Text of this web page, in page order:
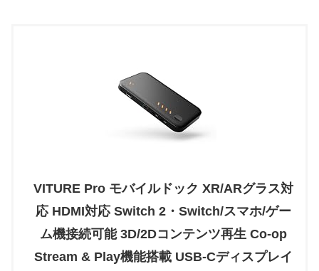
VITURE Pro モバイルドック XR/ARグラス対
応 HDMI対応 Switch 2・Switch/スマホ/ゲー
ム機接続可能 3D/2Dコンテンツ再生 Co-op
Stream & Play機能搭載 USB-Cディスプレイ